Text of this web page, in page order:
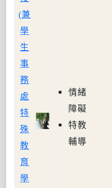
(兼
學
生
事
務
處
特
殊
教
育
學
情緒
障礙
特教
輔導